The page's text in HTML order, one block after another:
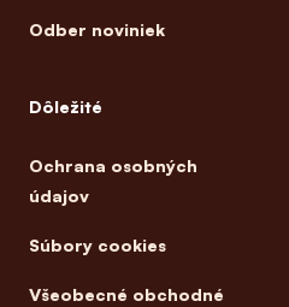
Odber noviniek
Dôležité
Ochrana osobných
údajov
Súbory cookies
Všeobecné obchodné